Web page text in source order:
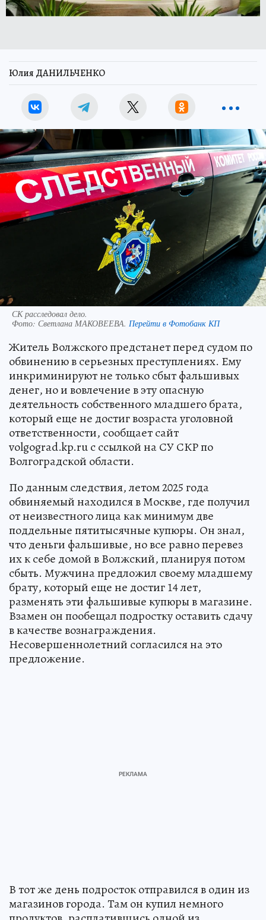
Юлия ДАНИЛЬЧЕНКО
СК расследовал дело.
Фото: Светлана МАКОВЕЕВА. Перейти в Фотобанк КП
Житель Волжского предстанет перед судом по
обвинению в серьезных преступлениях. Ему
инкриминируют не только сбыт фальшивых
денег, но и вовлечение в эту опасную
деятельность собственного младшего брата,
который еще не достиг возраста уголовной
ответственности, сообщает сайт
volgograd.kp.ru с ссылкой на СУ СКР по
Волгоградской области.
По данным следствия, летом 2025 года
обвиняемый находился в Москве, где получил
от неизвестного лица как минимум две
поддельные пятитысячные купюры. Он знал,
что деньги фальшивые, но все равно перевез
их к себе домой в Волжский, планируя потом
сбыть. Мужчина предложил своему младшему
брату, который еще не достиг 14 лет,
разменять эти фальшивые купюры в магазине.
Взамен он пообещал подростку оставить сдачу
в качестве вознаграждения.
Несовершеннолетний согласился на это
предложение.
В тот же день подросток отправился в один из
магазинов города. Там он купил немного